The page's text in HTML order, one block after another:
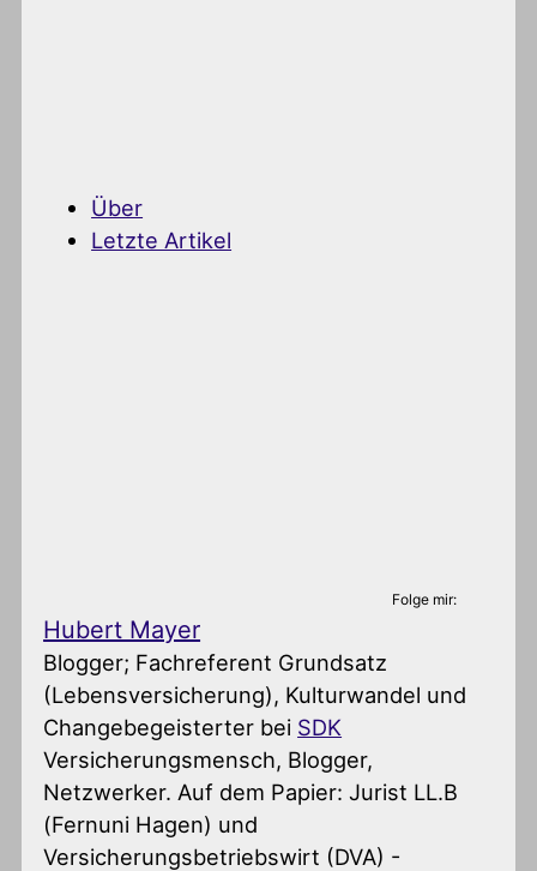
Über
Letzte Artikel
Folge mir:
Hubert Mayer
Blogger; Fachreferent Grundsatz
(Lebensversicherung), Kulturwandel und
Changebegeisterter bei SDK
Versicherungsmensch, Blogger,
Netzwerker. Auf dem Papier: Jurist LL.B
(Fernuni Hagen) und
Versicherungsbetriebswirt (DVA) -